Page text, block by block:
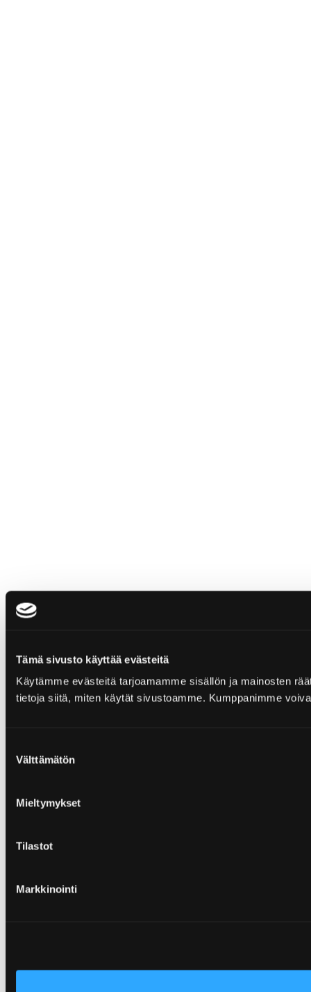
Tämä sivusto käyttää evästeitä
Käytämme evästeitä tarjoamamme sisällön ja mainosten
tietoja siitä, miten käytät sivustoamme. Kumppanimme
valinta
Välttämätön
Mieltymykset
Tilastot
Markkinointi